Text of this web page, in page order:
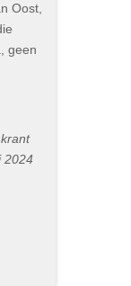
Oost,
geen
2024